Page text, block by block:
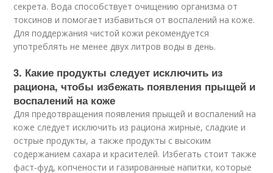
секрета. Вода способствует очищению организма от
токсинов и помогает избавиться от воспалений на коже.
Для поддержания чистой кожи рекомендуется
употреблять не менее двух литров воды в день.
3. Какие продукты следует исключить из
рациона, чтобы избежать появления прыщей и
воспалений на коже
Для предотвращения появления прыщей и воспалений на
коже следует исключить из рациона жирные, сладкие и
острые продукты, а также продукты с высоким
содержанием сахара и красителей. Избегать стоит также
фаст-фуд, копчености и газированные напитки, которые